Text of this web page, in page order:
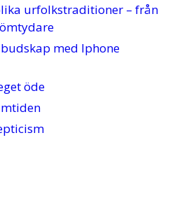
urfolkstraditioner – från
med Iphone
öde